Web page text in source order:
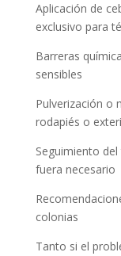
Aplicación de
exclusivo para
Barreras
sensibles
Pulverización o
rodapiés o
Seguimiento
fuera necesario
colonias
Tanto si el